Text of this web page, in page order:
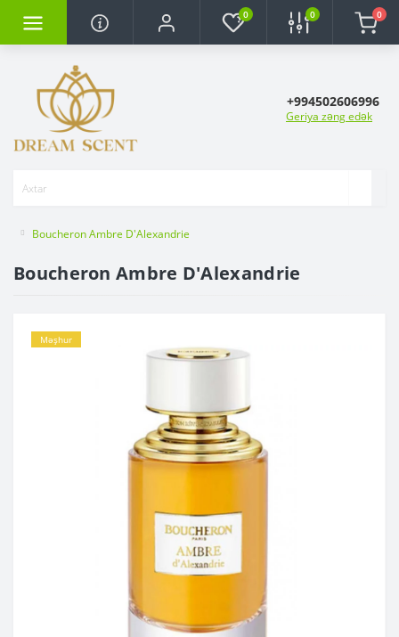
0 0 0
+994502606996
Geriya zəng edək
Boucheron Ambre D'Alexandrie
Boucheron Ambre D'Alexandrie
Məşhur